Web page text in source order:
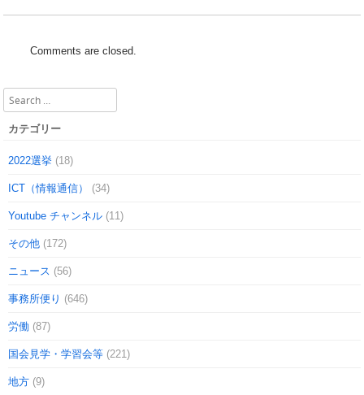
Comments are closed.
Search
カテゴリー
2022選挙 (18)
ICT（情報通信） (34)
Youtube チャンネル (11)
その他 (172)
ニュース (56)
事務所便り (646)
労働 (87)
国会見学・学習会等 (221)
地方 (9)